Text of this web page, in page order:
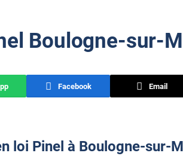
Boulogne-sur-
Facebook Email
loi Pinel à Boulogne-sur-